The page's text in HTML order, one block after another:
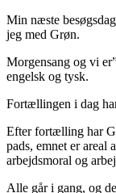
Min næste
jeg med Grøn.
Morgensang og vi
engelsk og tysk.
Fortællingen i dag
Efter fortælling har
pads, emnet er areal
arbejdsmoral og
Alle går i gang, og